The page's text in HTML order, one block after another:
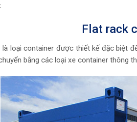
Flat rack
là loại container được thiết kế đặc biệt
bằng các loại xe container thông